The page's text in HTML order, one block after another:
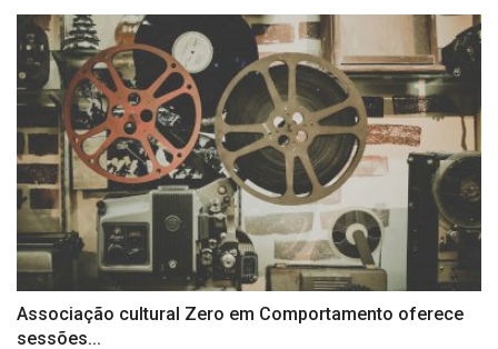
Associação cultural Zero em Comportamento oferece
sessões...